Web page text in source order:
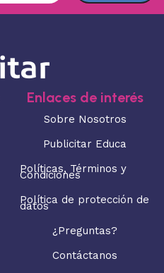
Enlaces de interés
Sobre Nosotros
Publicitar Educa
Políticas, Términos y
Condiciones
Política de protección de
datos
¿Preguntas?
Contáctanos